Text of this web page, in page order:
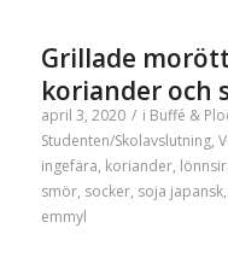
Grillade
koriander och
april 3, 2020 / i Buffé &
Studenten/Skolavslutning,
ingefära, koriander,
smör, socker, soja japansk,
emmyl